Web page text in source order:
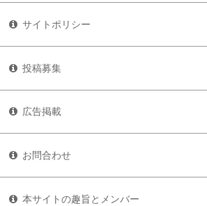
サイトポリシー
投稿募集
広告掲載
お問合わせ
本サイトの趣旨とメンバー